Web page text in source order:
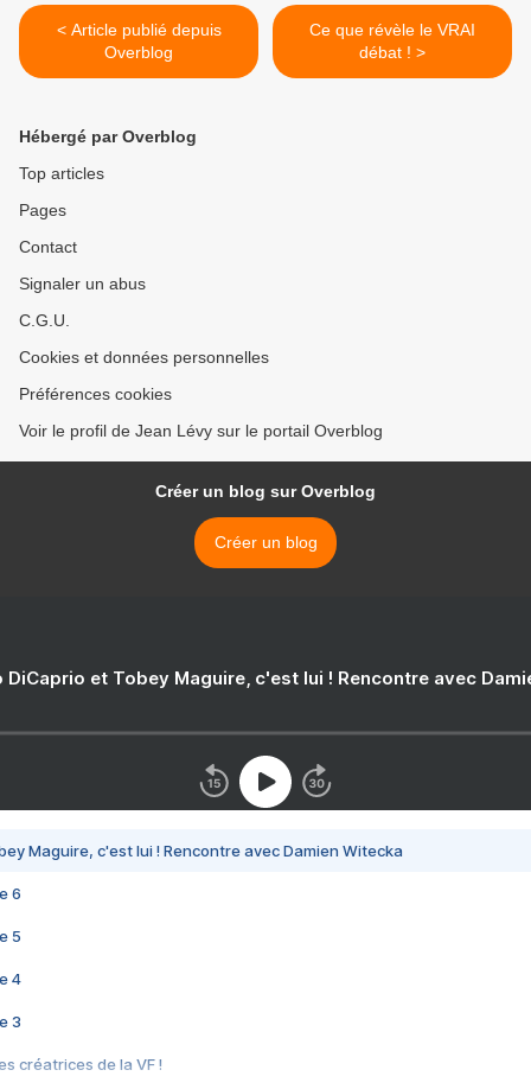
< Article publié depuis
Overblog
Ce que révèle le VRAI
débat ! >
Hébergé par Overblog
Top articles
Pages
Contact
Signaler un abus
C.G.U.
Cookies et données personnelles
Préférences cookies
Voir le profil de Jean Lévy sur le portail Overblog
Créer un blog sur Overblog
Créer un blog
DiCaprio et Tobey Maguire, c'est lui ! Rencontre avec
Maguire, c'est lui ! Rencontre avec Damien Witecka
6
5
4
3
créatrices de la VF !